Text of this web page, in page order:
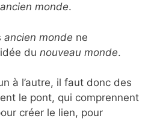
ancien monde.
ancien monde ne
du nouveau monde.
à l’autre, il faut donc des
le pont, qui comprennent
créer le lien, pour